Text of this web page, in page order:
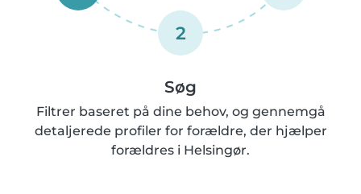
2
Søg
Filtrer baseret på dine behov, og gennemgå
detaljerede profiler for forældre, der hjælper
forældres i Helsingør.